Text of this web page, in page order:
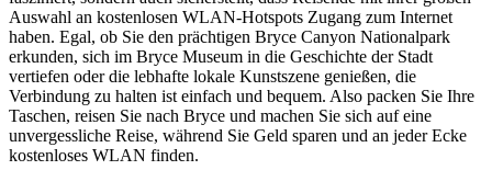
Auswahl an kostenlosen WLAN-Hotspots Zugang zum Internet
haben. Egal, ob Sie den prächtigen Bryce Canyon Nationalpark
erkunden, sich im Bryce Museum in die Geschichte der Stadt
vertiefen oder die lebhafte lokale Kunstszene genießen, die
Verbindung zu halten ist einfach und bequem. Also packen Sie Ihre
Taschen, reisen Sie nach Bryce und machen Sie sich auf eine
unvergessliche Reise, während Sie Geld sparen und an jeder Ecke
kostenloses WLAN finden.